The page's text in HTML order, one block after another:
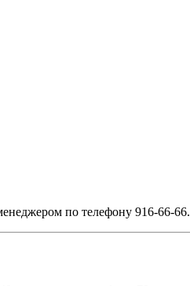
по телефону 916-66-66.